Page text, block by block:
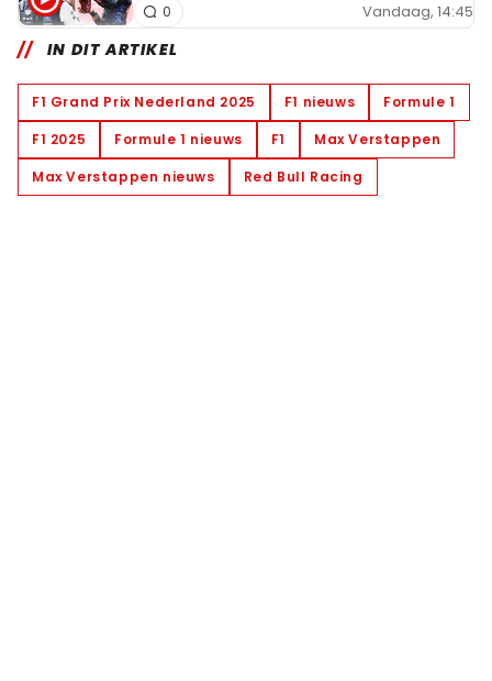
Vandaag, 14:45
0
IN DIT ARTIKEL
F1 Grand Prix Nederland 2025 F1 nieuws
Formule 1
F1 2025
Formule 1 nieuws F1
Max Verstappen
Max Verstappen nieuws
Red Bull Racing